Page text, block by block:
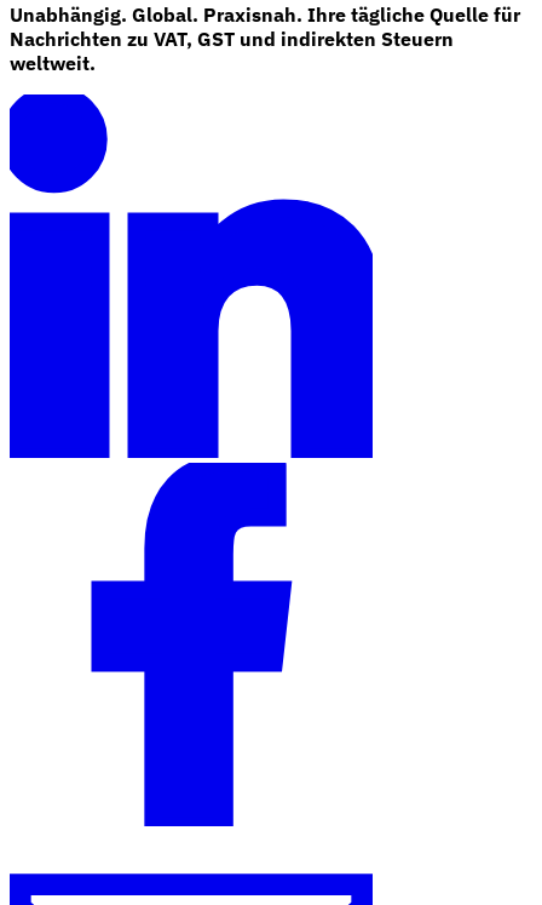
Unabhängig. Global. Praxisnah. Ihre tägliche Quelle für
Nachrichten zu VAT, GST und indirekten Steuern
weltweit.